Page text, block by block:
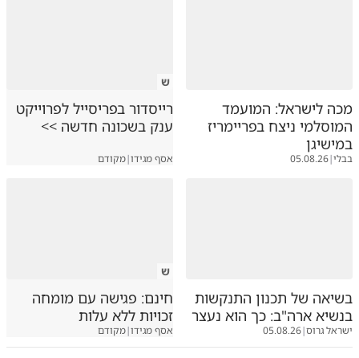
מכה לישראל: המועמד
המוסלמי ניצח בפריימריז
במישיגן
בבלי|
05.08.26
ש
רייסדור בפריסייל לפרוייקט
ענק בשכונה חדשה >>
אסף מגידו|מקודם
בשיאה של תכנון התנקשות
בנשיא ארה"ב: כך הוא נעצר
ישראל גרוס|
05.08.26
ש
חינם: פגישה עם מומחה
זכויות ללא עלות
אסף מגידו|מקודם